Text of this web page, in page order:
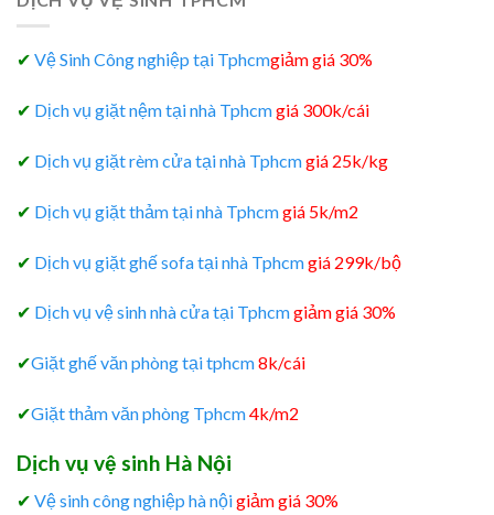
✔ Vệ Sinh Công nghiệp tại Tphcmgiảm giá 30%
✔ Dịch vụ giặt nệm tại nhà Tphcmgiá 300k/cái
✔ Dịch vụ giặt rèm cửa tại nhà Tphcmgiá 25k/kg
✔ Dịch vụ giặt thảm tại nhà Tphcmgiá 5k/m2
✔ Dịch vụ giặt ghế sofa tại nhà Tphcmgiá 299k/bộ
✔ Dịch vụ vệ sinh nhà cửa tại Tphcmgiảm giá 30%
✔Giặt ghế văn phòng tại tphcm8k/cái
✔Giặt thảm văn phòng Tphcm4k/m2
Dịch vụ vệ sinh Hà Nội
✔ Vệ sinh công nghiệp hà nộigiảm giá 30%